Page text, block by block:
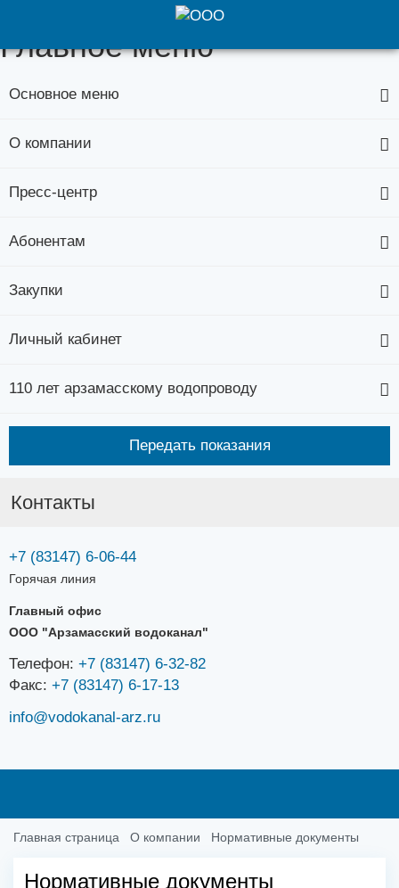
Главное меню
Основное меню
О компании
Пресс-центр
Абонентам
Закупки
Личный кабинет
110 лет арзамасскому водопроводу
Передать показания
Контакты
+7 (83147) 6-06-44
Горячая линия
Главный офис
ООО "Арзамасский водоканал"
Телефон: +7 (83147) 6-32-82
Факс: +7 (83147) 6-17-13
info@vodokanal-arz.ru
Главная страница О компании Нормативные документы
Нормативные документы